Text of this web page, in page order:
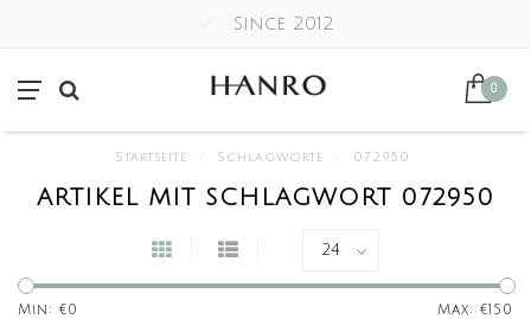
Since 2012
0
Startseite Schlagworte 072950
ARTIKEL MIT SCHLAGWORT 072950
Min: €0 Max: €150